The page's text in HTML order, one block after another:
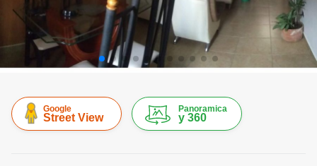
Google
Street View
Panoramica
y 360